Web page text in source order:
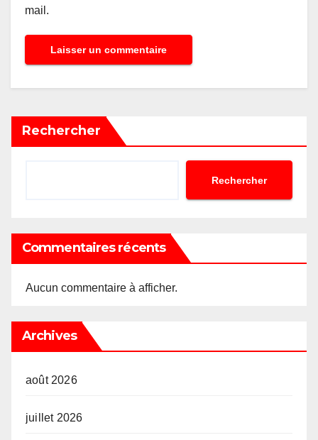
mail.
Rechercher
Rechercher
Commentaires récents
Aucun commentaire à afficher.
Archives
août 2026
juillet 2026